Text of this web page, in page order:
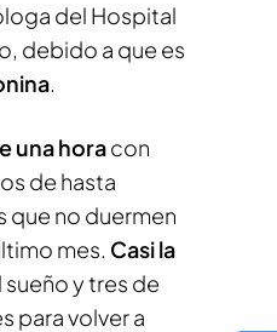
del Hospital
debido a que es
.
una horacon
de hasta
que no duermen
mes. Casi la
y tres de
para volver a